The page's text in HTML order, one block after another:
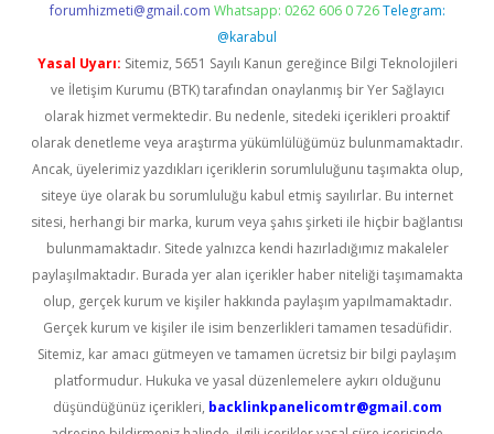
forumhizmeti@gmail.com Whatsapp: 0262 606 0 726 Telegram:
@karabul
Yasal Uyarı: Sitemiz, 5651 Sayılı Kanun gereğince Bilgi Teknolojileri
ve İletişim Kurumu (BTK) tarafından onaylanmış bir Yer Sağlayıcı
olarak hizmet vermektedir. Bu nedenle, sitedeki içerikleri proaktif
olarak denetleme veya araştırma yükümlülüğümüz bulunmamaktadır.
Ancak, üyelerimiz yazdıkları içeriklerin sorumluluğunu taşımakta olup,
siteye üye olarak bu sorumluluğu kabul etmiş sayılırlar. Bu internet
sitesi, herhangi bir marka, kurum veya şahıs şirketi ile hiçbir bağlantısı
bulunmamaktadır. Sitede yalnızca kendi hazırladığımız makaleler
paylaşılmaktadır. Burada yer alan içerikler haber niteliği taşımamakta
olup, gerçek kurum ve kişiler hakkında paylaşım yapılmamaktadır.
Gerçek kurum ve kişiler ile isim benzerlikleri tamamen tesadüfidir.
Sitemiz, kar amacı gütmeyen ve tamamen ücretsiz bir bilgi paylaşım
platformudur. Hukuka ve yasal düzenlemelere aykırı olduğunu
düşündüğünüz içerikleri, backlinkpanelicomtr@gmail.com